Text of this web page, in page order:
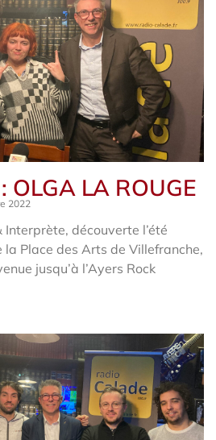
OLGA LA ROUGE
2022
découverte l’été
la Place des Arts de Villefranche,
jusqu’à l’Ayers Rock